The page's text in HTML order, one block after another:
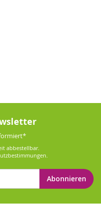
abbestellbar.
.
Abonnieren